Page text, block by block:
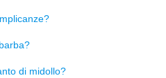
di midollo?